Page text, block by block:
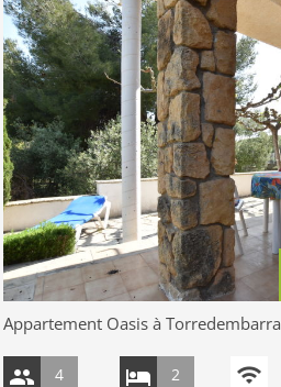
Appartement Oasis à Torredembarra
4 2